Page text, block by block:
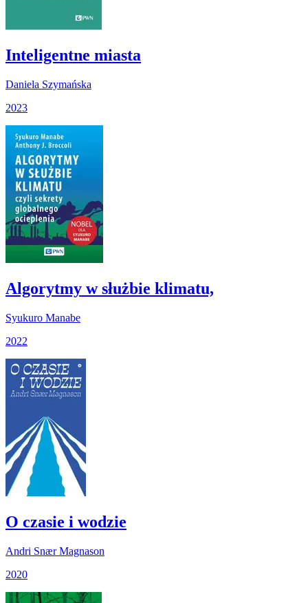
Inteligentne miasta
Daniela Szymańska
2023
Algorytmy w służbie klimatu,
Syukuro Manabe
2022
O czasie i wodzie
Andri Snær Magnason
2020